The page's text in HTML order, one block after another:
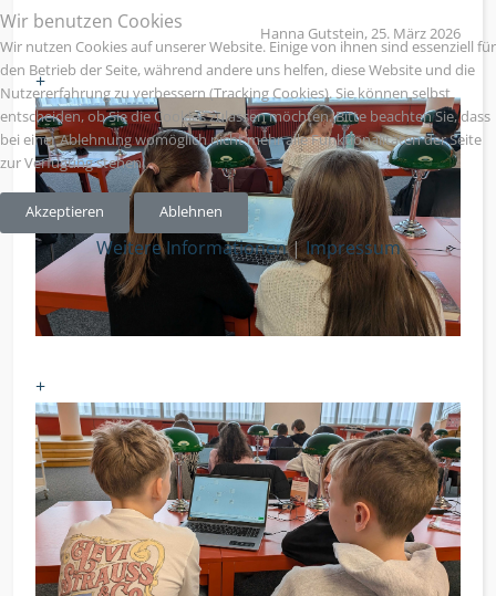
Hanna Gutstein, 25. März 2026
+
+
Wir benutzen Cookies
Wir nutzen Cookies auf unserer Website. Einige von ihnen sind essenziell für
den Betrieb der Seite, während andere uns helfen, diese Website und die
Nutzererfahrung zu verbessern (Tracking Cookies). Sie können selbst
entscheiden, ob Sie die Cookies zulassen möchten. Bitte beachten Sie, dass
bei einer Ablehnung womöglich nicht mehr alle Funktionalitäten der Seite
zur Verfügung stehen.
Akzeptieren Ablehnen
Weitere Informationen|Impressum